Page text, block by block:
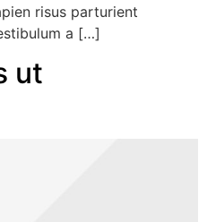
risus parturient
a […]
ut